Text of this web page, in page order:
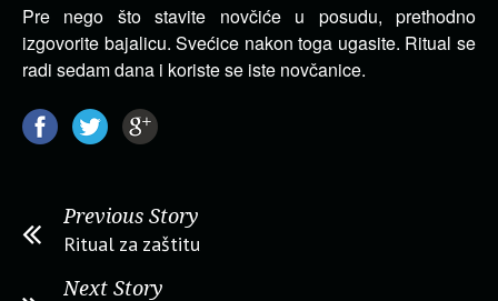
Pre nego što stavite novčiće u posudu, prethodno
izgovorite bajalicu. Svećice nakon toga ugasite. Ritual se
radi sedam dana i koriste se iste novčanice.
Previous Story
Ritual za zaštitu
Next Story